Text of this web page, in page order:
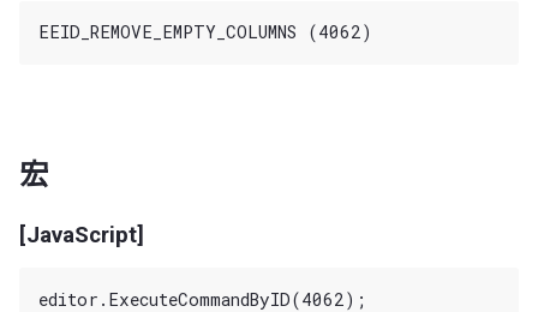
宏
[JavaScript]